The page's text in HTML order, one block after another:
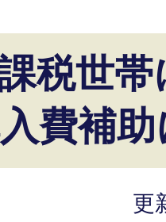
税世
費補
更